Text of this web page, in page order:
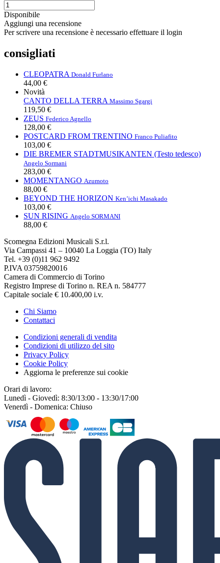
Disponibile
Aggiungi una recensione
Per scrivere una recensione è necessario effettuare il login
consigliati
CLEOPATRA Donald Furlano
44,00 €
Novità
CANTO DELLA TERRA Massimo Sgargi
119,50 €
ZEUS Federico Agnello
128,00 €
POSTCARD FROM TRENTINO Franco Puliafito
103,00 €
DIE BREMER STADTMUSIKANTEN (Testo tedesco)
Angelo Sormani
283,00 €
MOMENTANGO Azumoto
88,00 €
BEYOND THE HORIZON Ken’ichi Masakado
103,00 €
SUN RISING Angelo SORMANI
88,00 €
Scomegna Edizioni Musicali S.r.l.
Via Campassi 41 – 10040 La Loggia (TO) Italy
Tel. +39 (0)11 962 9492
P.IVA 03759820016
Camera di Commercio di Torino
Registro Imprese di Torino n. REA n. 584777
Capitale sociale € 10.400,00 i.v.
Chi Siamo
Contattaci
Condizioni generali di vendita
Condizioni di utilizzo del sito
Privacy Policy
Cookie Policy
Aggiorna le preferenze sui cookie
Orari di lavoro:
Lunedì - Giovedì: 8:30/13:00 - 13:30/17:00
Venerdì - Domenica: Chiuso